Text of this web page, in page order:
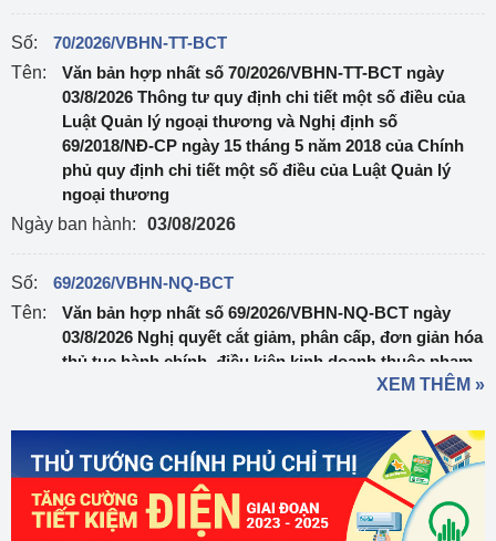
Số:
70/2026/VBHN-TT-BCT
Tên:
Văn bản hợp nhất số 70/2026/VBHN-TT-BCT ngày
03/8/2026 Thông tư quy định chi tiết một số điều của
Luật Quản lý ngoại thương và Nghị định số
69/2018/NĐ-CP ngày 15 tháng 5 năm 2018 của Chính
phủ quy định chi tiết một số điều của Luật Quản lý
ngoại thương
Ngày ban hành:
03/08/2026
Số:
69/2026/VBHN-NQ-BCT
Tên:
Văn bản hợp nhất số 69/2026/VBHN-NQ-BCT ngày
03/8/2026 Nghị quyết cắt giảm, phân cấp, đơn giản hóa
thủ tục hành chính, điều kiện kinh doanh thuộc phạm
Số:
303/2026/NĐ-CP
Tên:
Nghị định sửa đổi, bổ sung một số điều của Nghị định
số 32/2024/NĐ-CP ngày 15/3/2024 của Chính phủ về
XEM THÊM »